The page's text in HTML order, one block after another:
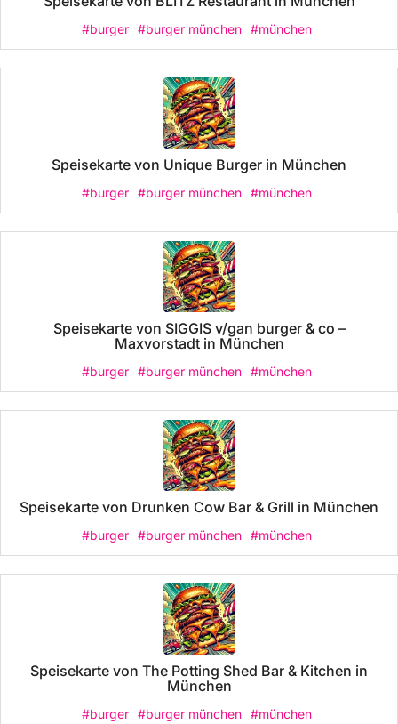
#burger #burger münchen #münchen
Speisekarte von Unique Burger in München
#burger #burger münchen #münchen
Speisekarte von SIGGIS v/gan burger & co –
Maxvorstadt in München
#burger #burger münchen #münchen
Speisekarte von Drunken Cow Bar & Grill in München
#burger #burger münchen #münchen
Speisekarte von The Potting Shed Bar & Kitchen in
München
#burger #burger münchen #münchen